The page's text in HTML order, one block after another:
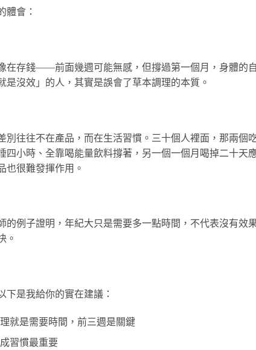
體會：
在存錢——前面幾週可能無感，但撐過第一個月，身體的
沒效」的人，其實是誤會了草本調理的本質。
別往往不在產品，而在生活習慣。三十個人裡面，那兩個
四小時、全靠喝能量飲料撐著，另一個一個月喝掉二十天
也很難發揮作用。
例子證明，年紀大只是需要多一點時間，不代表沒有效
。
是我給你的實在建議：
就是需要時間，前三週是關鍵
習慣最重要